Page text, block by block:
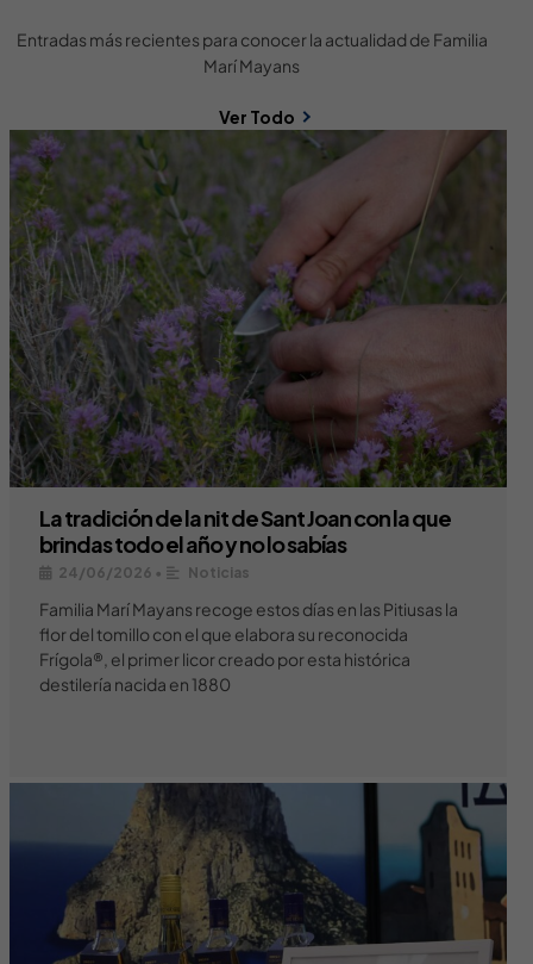
Entradas más recientes para conocer la actualidad de Familia
Marí Mayans
Ver Todo
La tradición de la nit de Sant Joan con la que
brindas todo el año y no lo sabías
24/06/2026 • Noticias
Familia Marí Mayans recoge estos días en las Pitiusas la
flor del tomillo con el que elabora su reconocida
Frígola®, el primer licor creado por esta histórica
destilería nacida en 1880